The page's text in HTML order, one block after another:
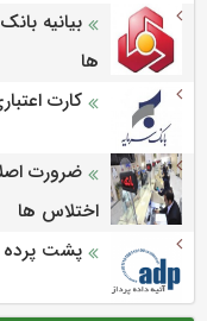
بیانیه
ها
كارت
ضرورت
اختلاس ها
پشت پرده